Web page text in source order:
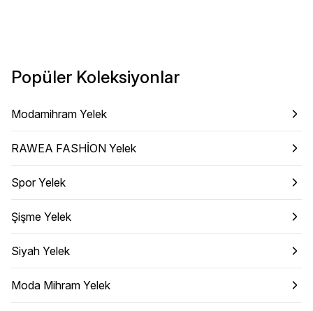
Popüler Koleksiyonlar
Modamihram Yelek
RAWEA FASHİON Yelek
Spor Yelek
Şişme Yelek
Siyah Yelek
Moda Mihram Yelek